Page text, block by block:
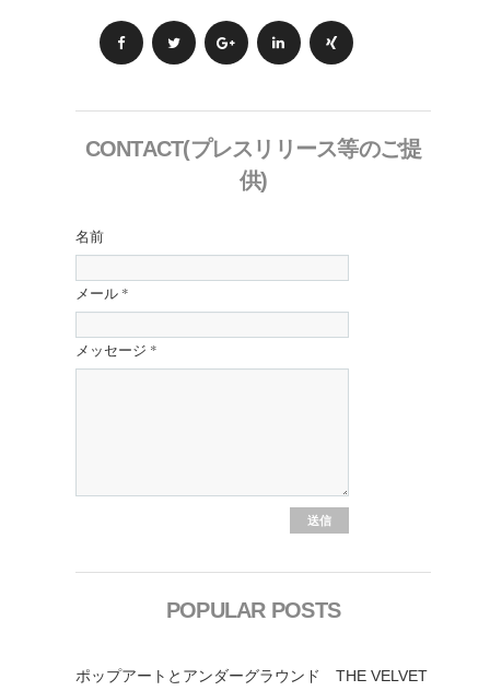
CONTACT(プレスリリース等のご提
供)
名前
メール *
メッセージ *
POPULAR POSTS
ポップアートとアンダーグラウンド THE VELVET